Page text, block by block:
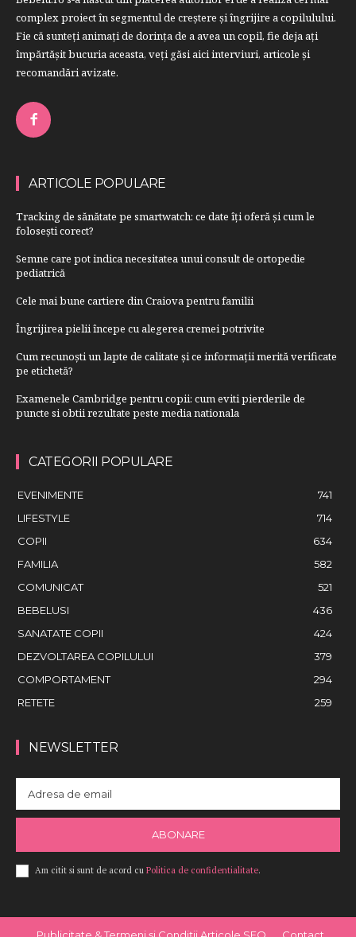
complex proiect în segmentul de creştere şi îngrijire a copilulului.
Fie că sunteţi animaţi de dorinţa de a avea un copil, fie deja aţi
împărtăşit bucuria aceasta, veți găsi aici interviuri, articole şi
recomandări avizate.
ARTICOLE POPULARE
Tracking de sănătate pe smartwatch: ce date îți oferă și cum le
folosești corect?
Semne care pot indica necesitatea unui consult de ortopedie
pediatrică
Cele mai bune cartiere din Craiova pentru familii
Îngrijirea pielii începe cu alegerea cremei potrivite
Cum recunoști un lapte de calitate și ce informații merită verificate
pe etichetă?
Examenele Cambridge pentru copii: cum eviti pierderile de
puncte si obtii rezultate peste media nationala
CATEGORII POPULARE
EVENIMENTE
741
LIFESTYLE
714
COPII
634
FAMILIA
582
COMUNICAT
521
BEBELUSI
436
SANATATE COPII
424
DEZVOLTAREA COPILULUI
379
COMPORTAMENT
294
RETETE
259
NEWSLETTER
ABONARE
Am citit si sunt de acord cu Politica de confidentialitate.
Publicitate & Termeni și Condiții Articole SEO Contact